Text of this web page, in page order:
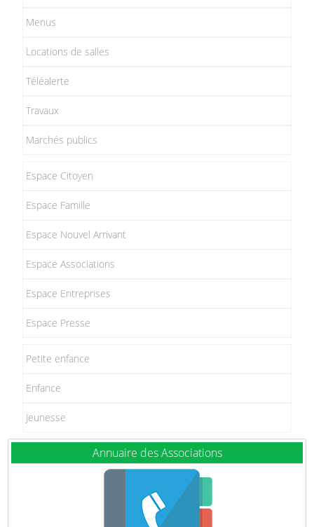
Menus
Locations de salles
Téléalerte
Travaux
Marchés publics
Espace Citoyen
Espace Famille
Espace Nouvel Arrivant
Espace Associations
Espace Entreprises
Espace Presse
Petite enfance
Enfance
Jeunesse
Annuaire des Associations